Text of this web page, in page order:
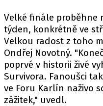
Velké finále proběhne
týden, konkrétně ve
Velkou radost z toho
Ondřej Novotný.
poprvé v historii živé
Survivora. Fanoušci
ve Foru Karlín naživo
zážitek," uvedl.